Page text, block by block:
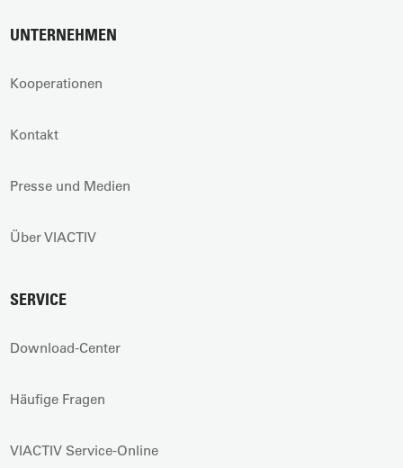
UNTERNEHMEN
Kooperationen
Kontakt
Presse und Medien
Über VIACTIV
SERVICE
Download-Center
Häufige Fragen
VIACTIV Service-Online